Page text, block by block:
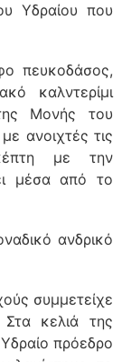
Υδραίου που
πευκοδάσος,
καλντερίμι
Μονής του
ανοιχτές τις
με την
μέσα από το
ανδρικό
συμμετείχε
κελιά της
πρόεδρο